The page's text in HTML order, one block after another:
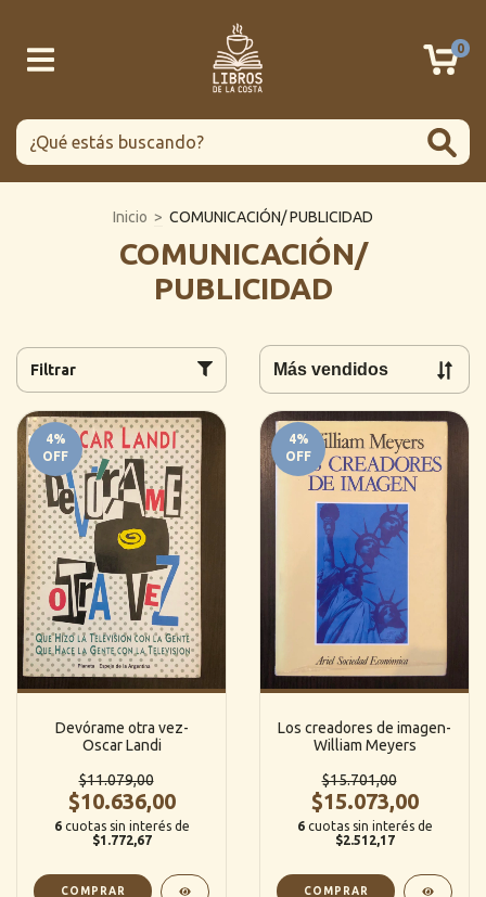
0
Inicio > COMUNICACIÓN/ PUBLICIDAD
COMUNICACIÓN/
PUBLICIDAD
Filtrar
4%
OFF
Devórame otra vez-
Oscar Landi
$11.079,00
$10.636,00
6 cuotas sin interés de
$1.772,67
4%
OFF
Los creadores de imagen-
William Meyers
$15.701,00
$15.073,00
6 cuotas sin interés de
$2.512,17